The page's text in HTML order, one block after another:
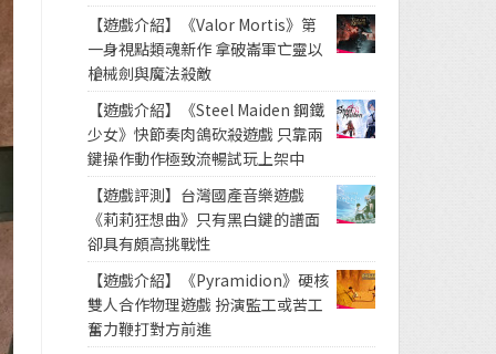
【遊戲介紹】《Valor Mortis》第
一身視點類魂新作 拿破崙軍亡靈以
槍械劍與魔法殺敵
【遊戲介紹】《Steel Maiden 鋼鐵
少女》快節奏肉鴿砍殺遊戲 只靠兩
鍵操作動作極致流暢試玩上架中
【遊戲評測】台灣國產音樂遊戲
《莉莉狂想曲》只有黑白鍵的譜面
卻具有頗高挑戰性
【遊戲介紹】《Pyramidion》硬核
雙人合作物理遊戲 扮演監工或苦工
奮力鞭打對方前進